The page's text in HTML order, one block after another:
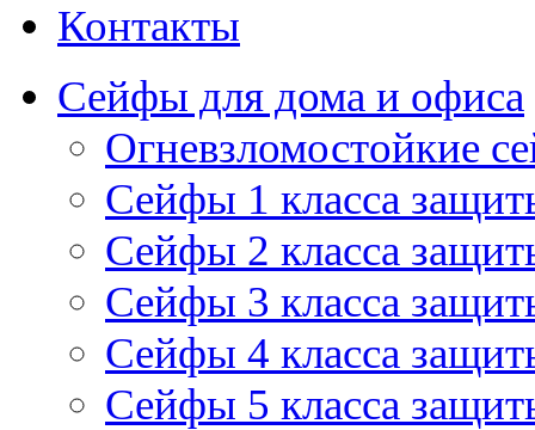
Контакты
Сейфы для дома и офиса
Огневзломостойкие
Сейфы 1 класса
Сейфы 2 класса
Сейфы 3 класса
Сейфы 4 класса
Сейфы 5 класса